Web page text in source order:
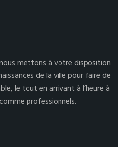
mettons à votre disposition
de la ville pour faire de
le tout en arrivant à l’heure à
professionnels.